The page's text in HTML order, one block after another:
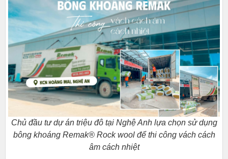
Chủ đầu tư dự án triệu đô tại Nghệ Anh lựa chọn sử dụng
bông khoáng Remak® Rock wool để thi công vách cách
âm cách nhiệt